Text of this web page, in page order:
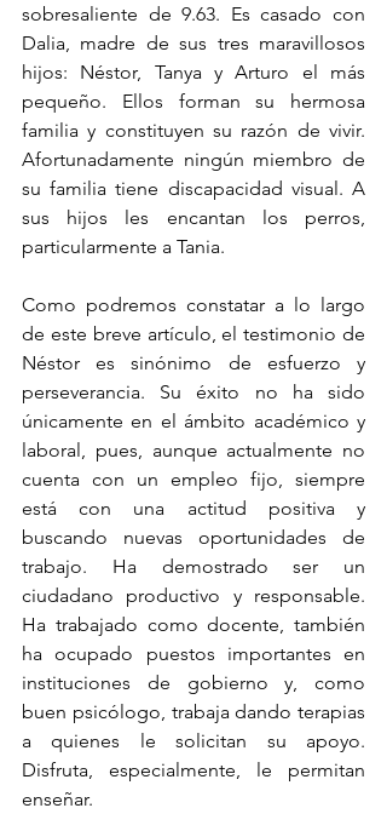
sobresaliente de 9.63. Es casado con
Dalia, madre de sus tres maravillosos
hijos: Néstor, Tanya y Arturo el más
pequeño. Ellos forman su hermosa
familia y constituyen su razón de vivir.
Afortunadamente ningún miembro de
su familia tiene discapacidad visual. A
sus hijos les encantan los perros,
particularmente a Tania.
Como podremos constatar a lo largo
de este breve artículo, el testimonio de
Néstor es sinónimo de esfuerzo y
perseverancia. Su éxito no ha sido
únicamente en el ámbito académico y
laboral, pues, aunque actualmente no
cuenta con un empleo fijo, siempre
está con una actitud positiva y
buscando nuevas oportunidades de
trabajo. Ha demostrado ser un
ciudadano productivo y responsable.
Ha trabajado como docente, también
ha ocupado puestos importantes en
instituciones de gobierno y, como
buen psicólogo, trabaja dando terapias
a quienes le solicitan su apoyo.
Disfruta, especialmente, le permitan
enseñar.